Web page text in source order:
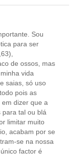
Sou
para ser
de ossos, mas
vida
saias, só uso
pois as
dizer que a
para tal ou blá
limitar muito
acabam por se
se na nossa
factor é